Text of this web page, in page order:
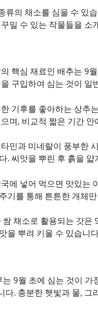
류의 채소를 심을 수 있
밀 수 있는 작물들을 소
핵심 재료인 배추는 9
구입하여 심는 것이 일
기후를 좋아하는 상추
며, 비교적 짧은 기간
민과 미네랄이 풍부한
. 씨앗을 뿌린 후 흙을
에 넣어 먹으면 맛있는
기를 통해 튼튼한 개체
쌈 채소로 활용되는 갓은
을 뿌려 키울 수 있습니
는 9월 초에 심는 것이
다. 충분한 햇빛과 물, 그